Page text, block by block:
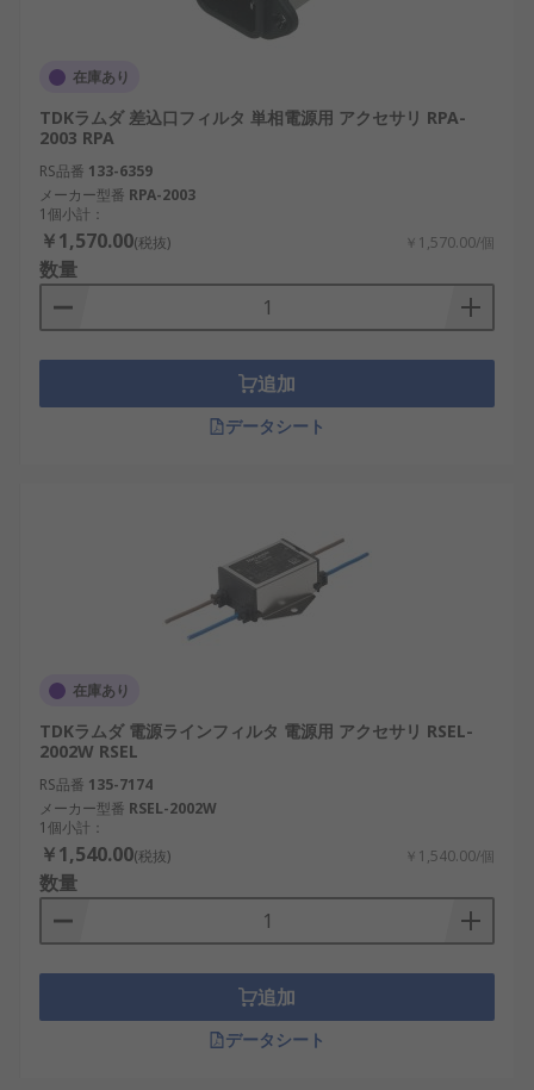
在庫あり
TDKラムダ 差込口フィルタ 単相電源用 アクセサリ RPA-
2003 RPA
RS品番 133-6359
メーカー型番 RPA-2003
1個小計：
￥1,570.00(税抜) ￥1,570.00/個
数量
追加
データシート
在庫あり
TDKラムダ 電源ラインフィルタ 電源用 アクセサリ RSEL-
2002W RSEL
RS品番 135-7174
メーカー型番 RSEL-2002W
1個小計：
￥1,540.00(税抜) ￥1,540.00/個
数量
追加
データシート